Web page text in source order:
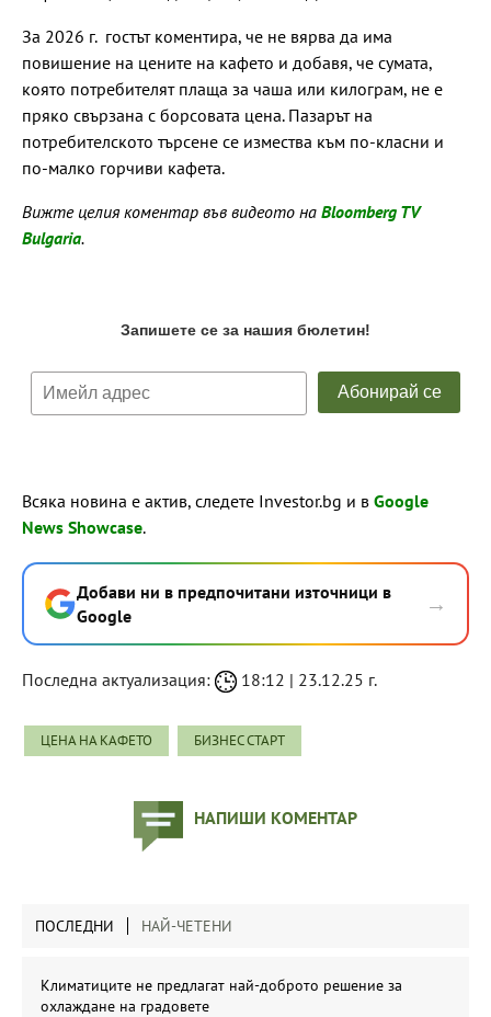
За 2026 г. гостът коментира, че не вярва да има
повишение на цените на кафето и добавя, че сумата,
която потребителят плаща за чаша или килограм, не е
пряко свързана с борсовата цена. Пазарът на
потребителското търсене се измества към по-класни и
по-малко горчиви кафета.
Вижте целия коментар във видеото на Bloomberg TV
Bulgaria.
Всяка новина е актив, следете Investor.bg и в Google
News Showcase.
Добави ни в предпочитани източници в
Google
→
Последна актуализация: 18:12 | 23.12.25 г.
ЦЕНА НА КАФЕТО БИЗНЕС СТАРТ
НАПИШИ КОМЕНТАР
ПОСЛЕДНИ НАЙ-ЧЕТЕНИ
Климатиците не предлагат най-доброто решение за
охлаждане на градовете